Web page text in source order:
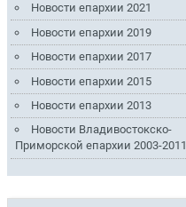
Новости епархии 2021
Новости епархии 2019
Новости епархии 2017
Новости епархии 2015
Новости епархии 2013
Новости Владивостокско-
Приморской епархии 2003-2011